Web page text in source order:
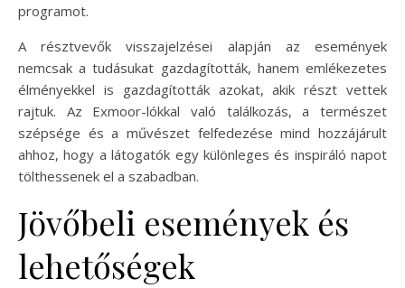
programot.
A résztvevők visszajelzései alapján az események
nemcsak a tudásukat gazdagították, hanem emlékezetes
élményekkel is gazdagították azokat, akik részt vettek
rajtuk. Az Exmoor-lókkal való találkozás, a természet
szépsége és a művészet felfedezése mind hozzájárult
ahhoz, hogy a látogatók egy különleges és inspiráló napot
tölthessenek el a szabadban.
Jövőbeli események és
lehetőségek